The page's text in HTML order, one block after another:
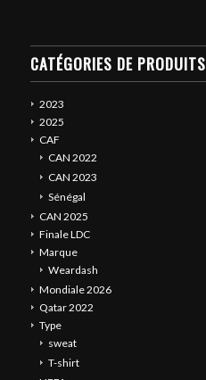
CATÉGORIES DE PRODUITS
2023
2025
CAF
CAN 2022
CAN 2023
Sénégal
CAN 2025
Finale LDC
Marque
Weardash
Mondiale 2026
Qatar 2022
Type
sweat
T-shirt